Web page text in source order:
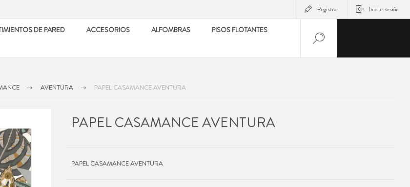
Registro Iniciar sesión
DE PARED ACCESORIOS ALFOMBRAS
PISOS FLOTANTES
AVENTURA PAPEL CASAMANCE AVENTURA
PAPEL CASAMANCE AVENTURA
PAPEL CASAMANCE AVENTURA